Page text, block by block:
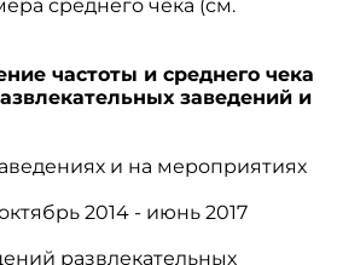
среднего чека (см.
частоты и среднего чека
заведений и
2014 - июнь 2017
развлекательных